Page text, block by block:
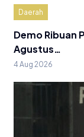
Daerah
Demo Ribuan
Agustus…
4 Aug 2026